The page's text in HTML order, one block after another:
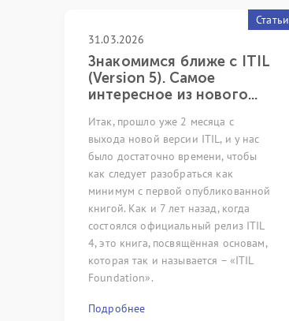
Статьи
31.03.2026
Знакомимся ближе с ITIL
(Version 5). Самое
интересное из нового...
Итак, прошло уже 2 месяца с
выхода новой версии ITIL, и у нас
было достаточно времени, чтобы
как следует разобраться как
минимум с первой опубликованной
книгой. Как и 7 лет назад, когда
состоялся официальный релиз ITIL
4, это книга, посвящённая основам,
которая так и называется – «ITIL
Foundation».
Подробнее